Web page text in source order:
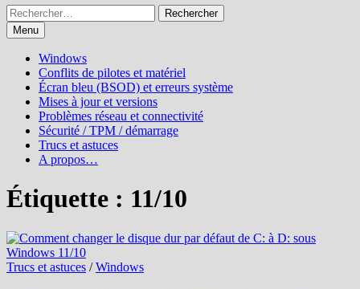
Rechercher :
Menu
Windows
Conflits de pilotes et matériel
Écran bleu (BSOD) et erreurs système
Mises à jour et versions
Problèmes réseau et connectivité
Sécurité / TPM / démarrage
Trucs et astuces
A propos…
Étiquette : 11/10
Trucs et astuces /Windows